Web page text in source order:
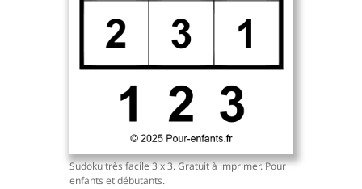
Sudoku très facile 3 x 3. Gratuit à imprimer. Pour
enfants et débutants.